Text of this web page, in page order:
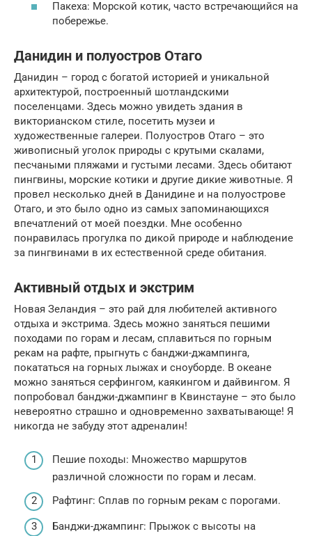
Пакеха: Морской котик, часто встречающийся на
побережье.
Данидин и полуостров Отаго
Данидин – город с богатой историей и уникальной
архитектурой, построенный шотландскими
поселенцами. Здесь можно увидеть здания в
викторианском стиле, посетить музеи и
художественные галереи. Полуостров Отаго – это
живописный уголок природы с крутыми скалами,
песчаными пляжами и густыми лесами. Здесь обитают
пингвины, морские котики и другие дикие животные. Я
провел несколько дней в Данидине и на полуострове
Отаго, и это было одно из самых запоминающихся
впечатлений от моей поездки. Мне особенно
понравилась прогулка по дикой природе и наблюдение
за пингвинами в их естественной среде обитания.
Активный отдых и экстрим
Новая Зеландия – это рай для любителей активного
отдыха и экстрима. Здесь можно заняться пешими
походами по горам и лесам, сплавиться по горным
рекам на рафте, прыгнуть с банджи-джампинга,
покататься на горных лыжах и сноуборде. В океане
можно заняться серфингом, каякингом и дайвингом. Я
попробовал банджи-джампинг в Квинстауне – это было
невероятно страшно и одновременно захватывающе! Я
никогда не забуду этот адреналин!
Пешие походы: Множество маршрутов
различной сложности по горам и лесам.
Рафтинг: Сплав по горным рекам с порогами.
Банджи-джампинг: Прыжок с высоты на